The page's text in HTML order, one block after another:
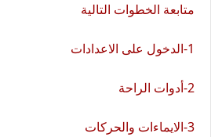
متابعة الخطوات التالية
1-الدخول على الاعدادات
2-أدوات الراحة
3-الايماءات والحركات